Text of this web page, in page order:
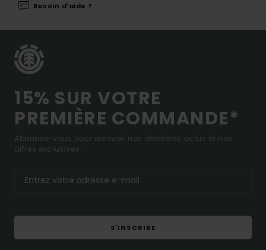
Besoin d'aide ?
15% SUR VOTRE
PREMIÈRE COMMANDE*
Abonnez-vous pour recevoir nos dernières actus et nos
offres exclusives.
S'INSCRIRE